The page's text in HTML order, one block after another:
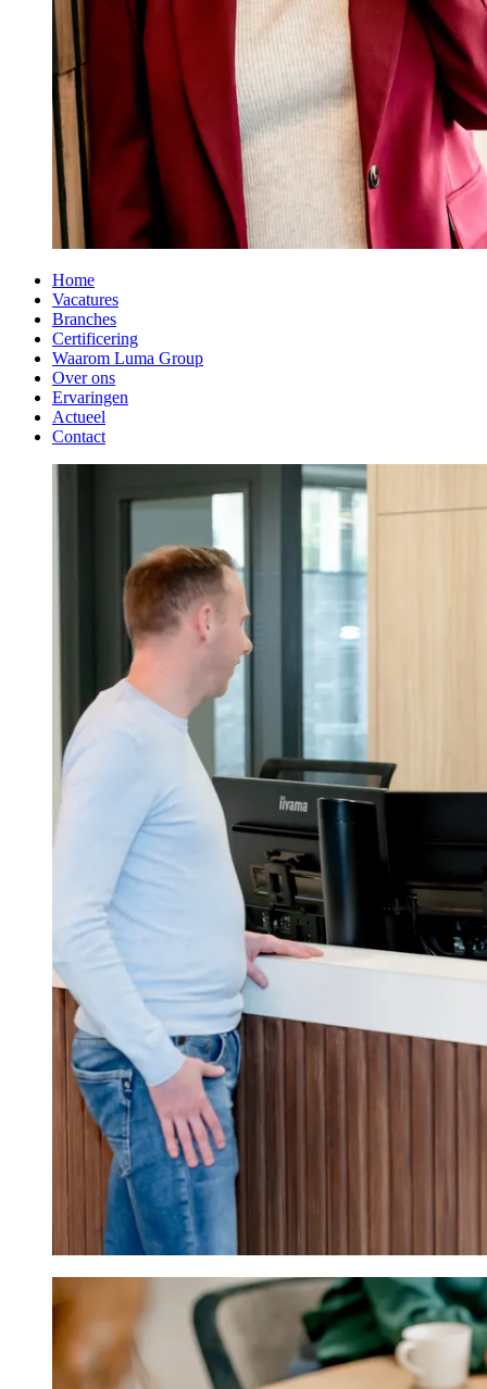
Home
Vacatures
Branches
Certificering
Waarom Luma Group
Over ons
Ervaringen
Actueel
Contact